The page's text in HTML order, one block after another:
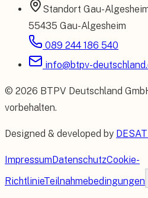
Standort Gau-
55435 Gau-Algesheim
089 244 186 540
info@btpv-
© 2026 BTPV Deutschland
vorbehalten.
Designed & developed by
ImpressumDatenschutzCookie-
RichtlinieTeilnahmebedingungen